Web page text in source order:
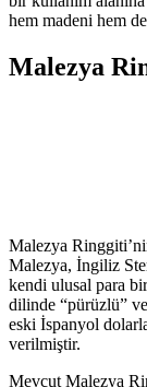
hem madeni hem
Malezya
Malezya
Malezya, İngiliz
kendi ulusal para
dilinde “pürüzlü”
eski İspanyol
verilmiştir.
Mevcut Malezya